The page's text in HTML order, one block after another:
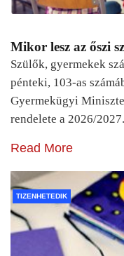
Mikor lesz az őszi
Szülők, gyermekek
pénteki, 103-as
Gyermekügyi
rendelete a 2026/
Read More
TIZENHETEDIK